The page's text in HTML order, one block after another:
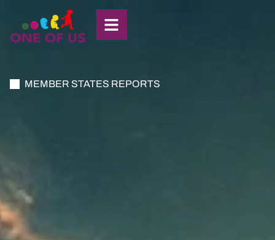
MEMBER STATES REPORTS